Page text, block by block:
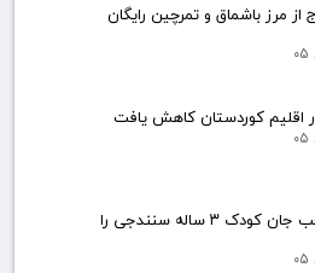
مرز باشماق و تمرچین رایگان
اقلیم کوردستان کاهش یافت
سگ بلاصاحب جان کودک ۳ ساله سنندجی را